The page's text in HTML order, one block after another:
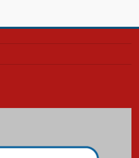
Confira como foi o culto mensal